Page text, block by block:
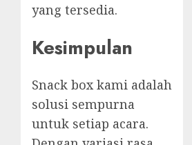
yang tersedia.
Kesimpulan
Snack box kami adalah
solusi sempurna
untuk setiap acara.